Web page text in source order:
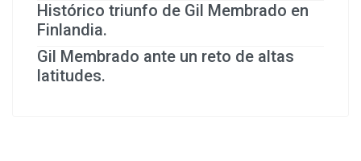
Histórico triunfo de Gil Membrado en
Finlandia.
Gil Membrado ante un reto de altas
latitudes.